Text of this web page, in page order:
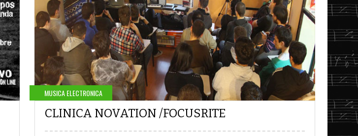
MUSICA ELECTRONICA
CLINICA NOVATION /FOCUSRITE